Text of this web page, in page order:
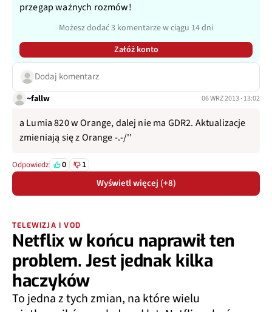
przegap ważnych rozmów!
Możesz dodać 3 komentarze w ciągu 14 dni
Załóż konto
Dodaj komentarz
~fallw 06 WRZ 2013 · 13:02
a Lumia 820 w Orange, dalej nie ma GDR2. Aktualizacje
zmieniają się z Orange -.-/''
Odpowiedz 0 1
Wyświetl więcej (+8)
TELEWIZJA I VOD
Netflix w końcu naprawił ten
problem. Jest jednak kilka
haczyków
To jedna z tych zmian, na które wielu